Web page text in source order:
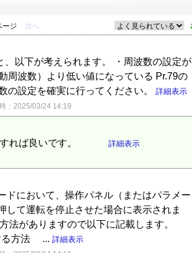
ージ 次へ
以下が考えられます。 ・周波数の設定が
周波数）より低い値になっている Pr.79の
の設定を確実に行ってください。 詳細表示
：2025/03/24 14:19
とすれば良いです。 詳細表示
ドにおいて、操作パネル（またはパラメー
て運転を停止させた場合に表示されま
法がありますので以下に記載します。
る方法 ... 詳細表示